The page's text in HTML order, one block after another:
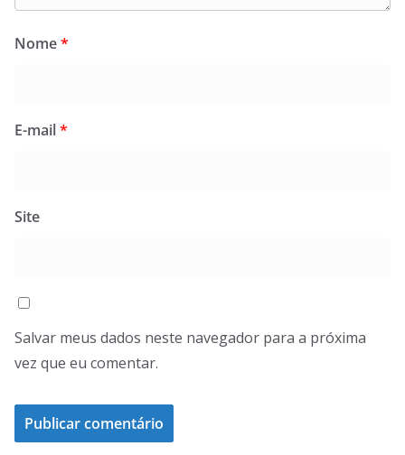
Nome*
E-mail*
Site
Salvar meus dados neste navegador para a próxima
vez que eu comentar.